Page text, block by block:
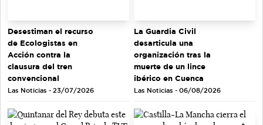
Desestiman el recurso
de Ecologistas en
Acción contra la
clausura del tren
convencional
Las Noticias - 23/07/2026
La Guardia Civil
desarticula una
organización tras la
muerte de un lince
ibérico en Cuenca
Las Noticias - 06/08/2026